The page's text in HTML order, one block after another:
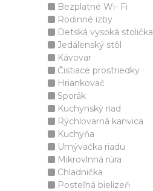
Bezplatné Wi- Fi
Rodinné izby
Detská vysoká stolička
Jedálenský stôl
Kávovar
Čistiace prostriedky
Hriankovač
Sporák
Kuchynský riad
Rýchlovarná kanvica
Kuchyňa
Umývačka riadu
Mikrovlnná rúra
Chladnička
Posteľná bielizeň